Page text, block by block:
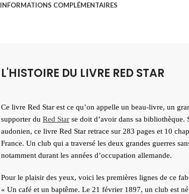
INFORMATIONS COMPLÉMENTAIRES
L'HISTOIRE DU LIVRE RED STAR
Ce livre Red Star est ce qu’on appelle un beau-livre, un
supporter du Red Star se doit d’avoir dans sa
audonien, ce livre Red Star retrace sur 283 pages et 10
France. Un club qui a traversé les deux grandes guerres
notamment durant les années d’occupation allemande.
Pour le plaisir des yeux, voici les premières lignes de ce
« Un café et un baptême. Le 21 février 1897, un club est